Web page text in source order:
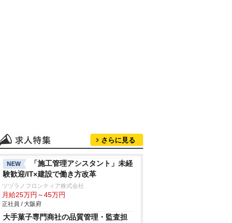
さらに見る
NEW
「施工管理アシスタント」未経
験歓迎/IT×建設で働き方改革
ツヅラノフロンティア株式会社
月給25万円～45万円
正社員 / 大阪府
大手菓子専門商社の品質管理・監査担